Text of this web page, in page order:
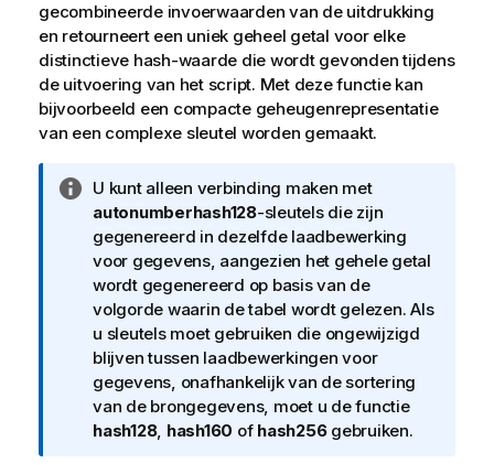
gecombineerde invoerwaarden van de uitdrukking
en retourneert een uniek geheel getal voor elke
distinctieve hash-waarde die wordt gevonden tijdens
de uitvoering van het script. Met deze functie kan
bijvoorbeeld een compacte geheugenrepresentatie
van een complexe sleutel worden gemaakt.
I
n
f
o
r
m
a
t
i
e
U kunt alleen verbinding maken met
autonumberhash128-sleutels die zijn
gegenereerd in dezelfde laadbewerking
voor gegevens, aangezien het gehele getal
wordt gegenereerd op basis van de
volgorde waarin de tabel wordt gelezen. Als
u sleutels moet gebruiken die ongewijzigd
blijven tussen laadbewerkingen voor
gegevens, onafhankelijk van de sortering
van de brongegevens, moet u de functie
hash128, hash160 of hash256gebruiken.